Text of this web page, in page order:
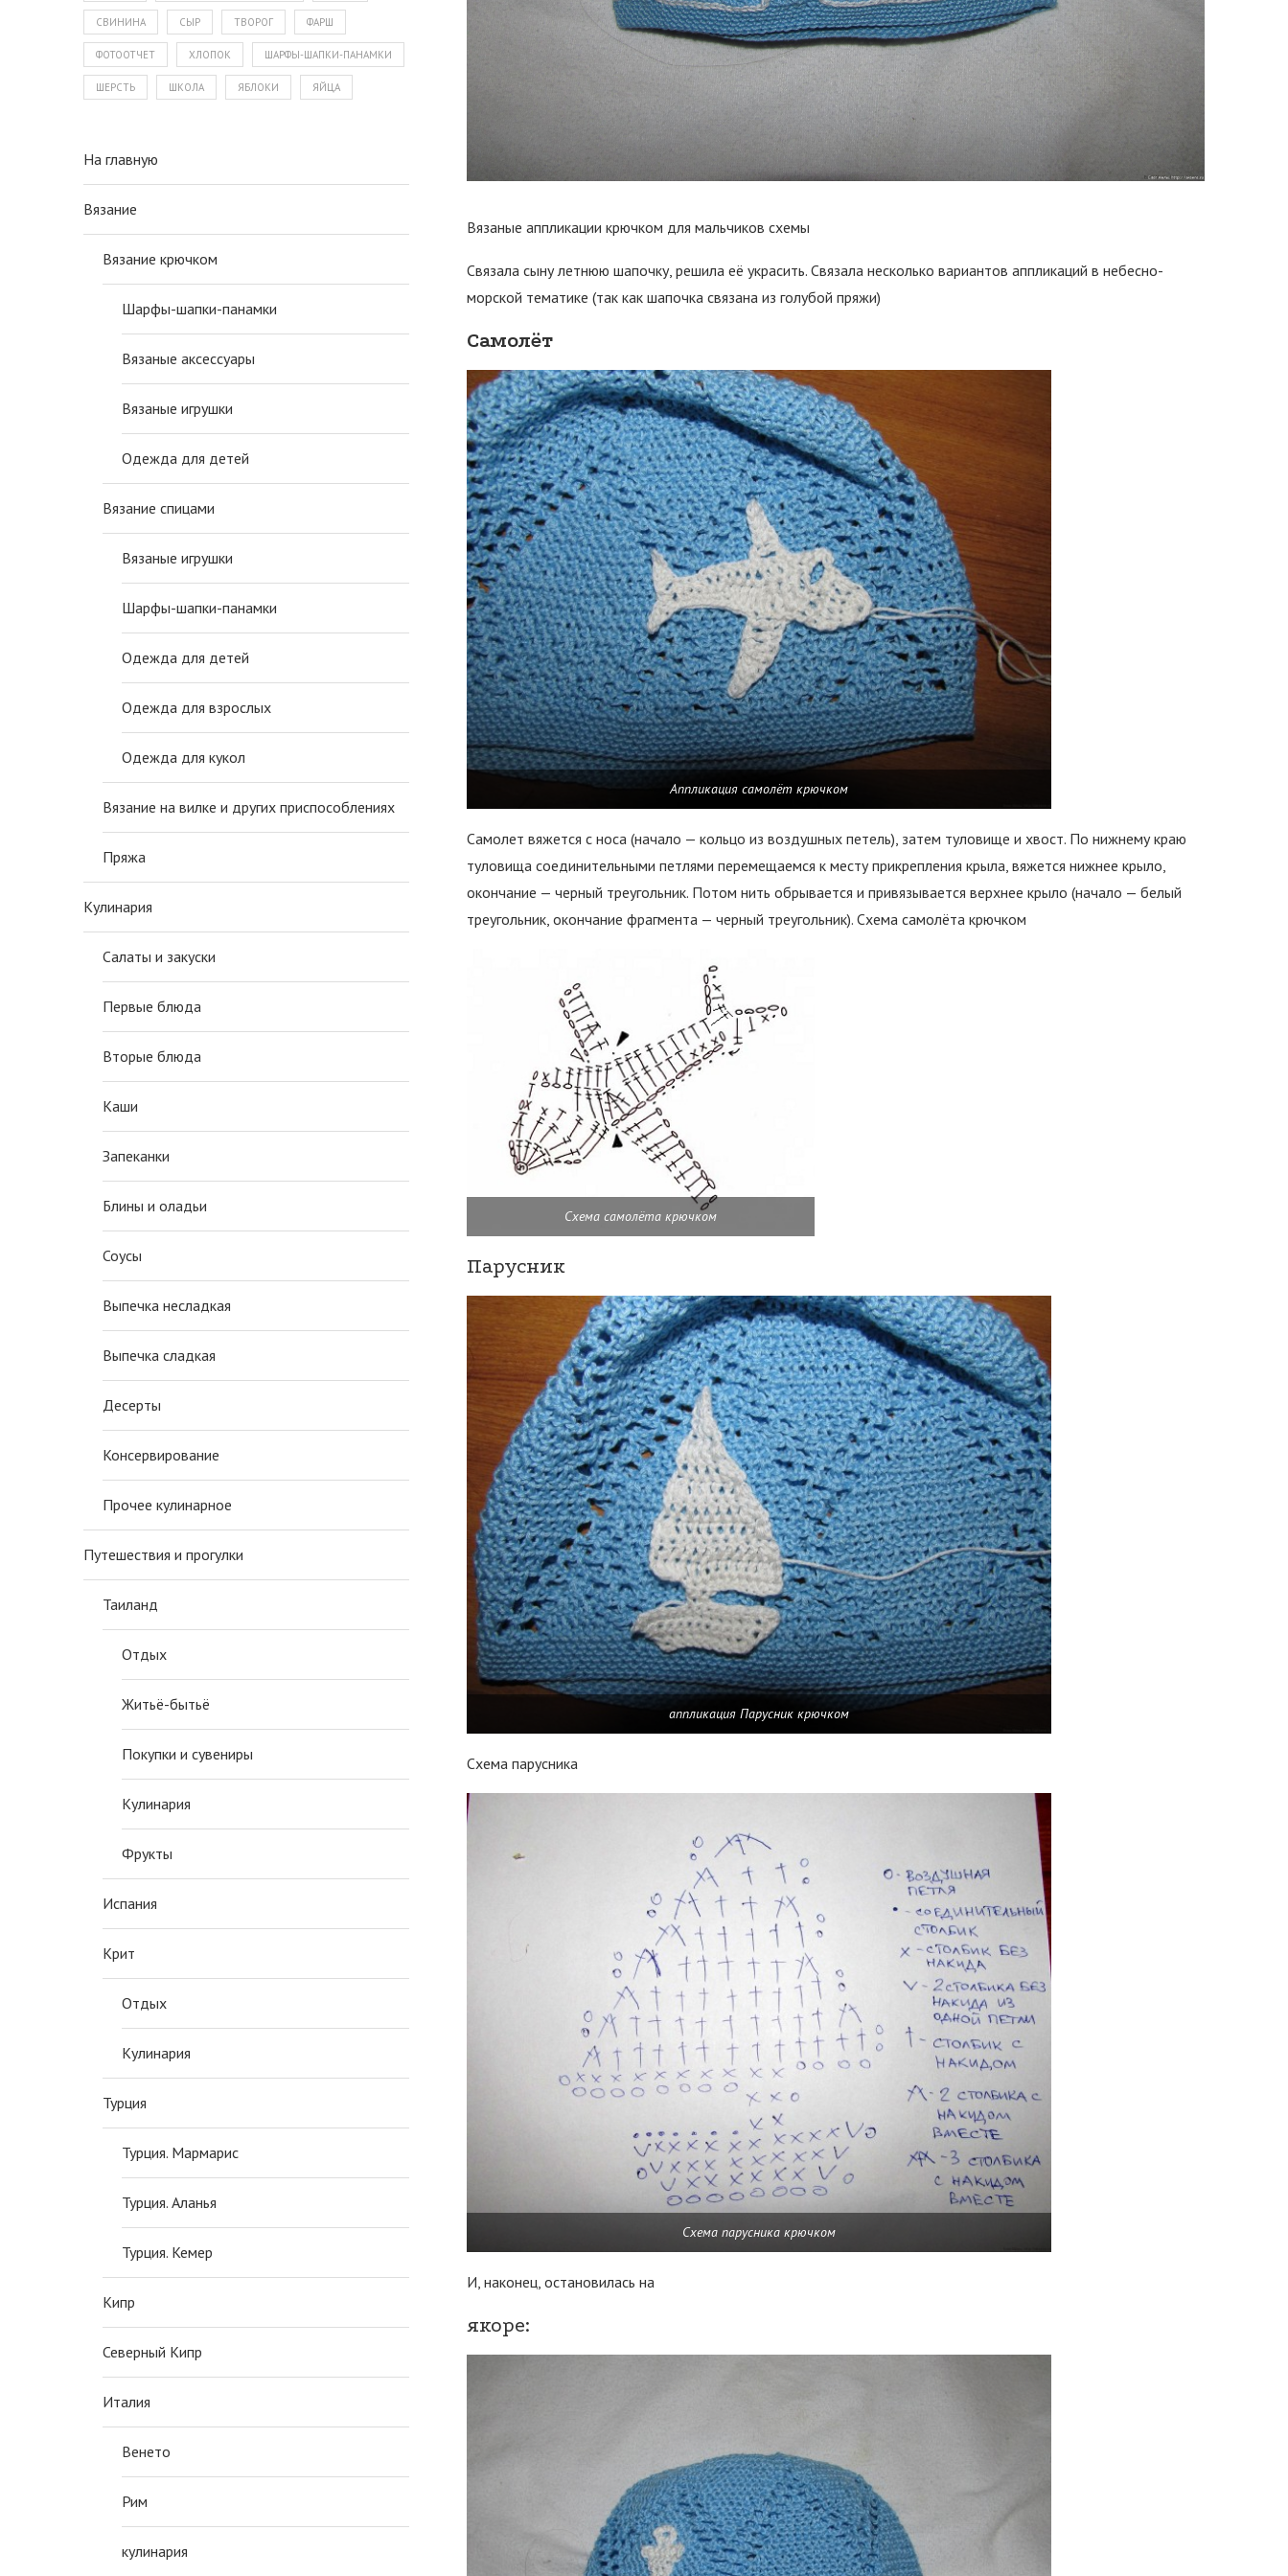
Вязаные аппликации крючком для мальчиков схемы
Связала сыну летнюю шапочку, решила её украсить. Связала несколько вариантов аппликаций в небесно-
морской тематике (так как шапочка связана из голубой пряжи)
Самолёт
Аппликация самолёт крючком
Самолет вяжется с носа (начало — кольцо из воздушных петель), затем туловище и хвост. По нижнему краю
туловища соединительными петлями перемещаемся к месту прикрепления крыла, вяжется нижнее крыло,
окончание — черный треугольник. Потом нить обрывается и привязывается верхнее крыло (начало — белый
треугольник, окончание фрагмента — черный треугольник). Схема самолёта крючком
Схема самолёта крючком
Парусник
аппликация Парусник крючком
Схема парусника
Схема парусника крючком
И, наконец, остановилась на
якоре:
СВИНИНА СЫР ТВОРОГ ФАРШ
ФОТООТЧЕТ ХЛОПОК ШАРФЫ-ШАПКИ-ПАНАМКИ
ШЕРСТЬ ШКОЛА ЯБЛОКИ ЯЙЦА
На главную
Вязание
Вязание крючком
Шарфы-шапки-панамки
Вязаные аксессуары
Вязаные игрушки
Одежда для детей
Вязание спицами
Вязаные игрушки
Шарфы-шапки-панамки
Одежда для детей
Одежда для взрослых
Одежда для кукол
Вязание на вилке и других приспособлениях
Пряжа
Кулинария
Салаты и закуски
Первые блюда
Вторые блюда
Каши
Запеканки
Блины и оладьи
Соусы
Выпечка несладкая
Выпечка сладкая
Десерты
Консервирование
Прочее кулинарное
Путешествия и прогулки
Таиланд
Отдых
Житьё-бытьё
Покупки и сувениры
Кулинария
Фрукты
Испания
Крит
Отдых
Кулинария
Турция
Турция. Мармарис
Турция. Аланья
Турция. Кемер
Кипр
Северный Кипр
Италия
Венето
Рим
кулинария